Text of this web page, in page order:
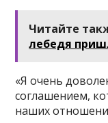
Читайте
лебедя
«Я очень
соглашением,
наших